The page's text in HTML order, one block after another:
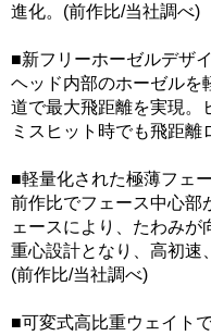
進化。(前作比/当社調べ)
■新フリーホーゼルデザ
ヘッド内部のホーゼルを
道で最大飛距離を実現。
ミスヒット時でも飛距
■軽量化された極薄フェ
前作比でフェース中心部
ェースにより、たわみ
重心設計となり、高初速
(前作比/当社調べ)
■可変式高比重ウェイト